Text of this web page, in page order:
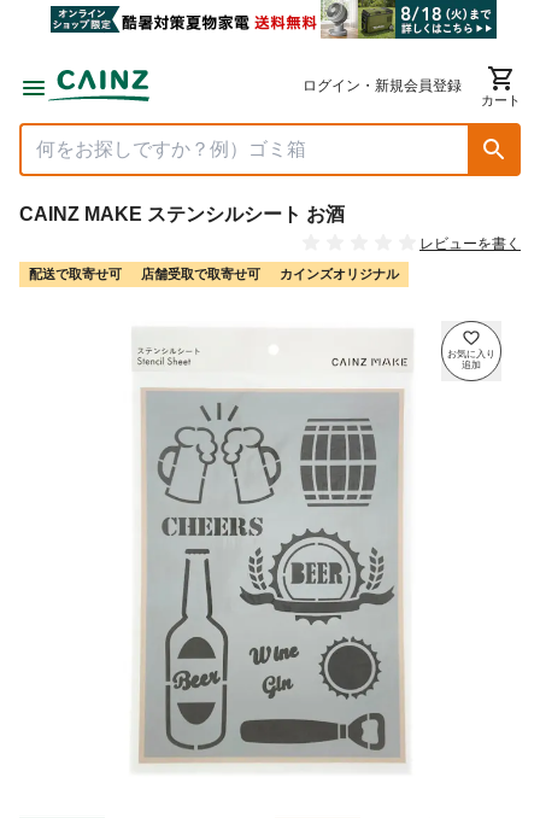
ログイン・新規会員登録
カート
CAINZ MAKE ステンシルシート お酒
レビューを書く
配送で取寄せ可 店舗受取で取寄せ可 カインズオリジナル